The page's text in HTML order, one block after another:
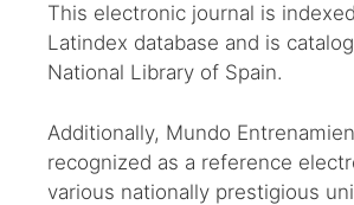
This electronic journal is
Latindex database and is
National Library of Spain.
Additionally, Mundo
recognized as a reference
various nationally prestigious